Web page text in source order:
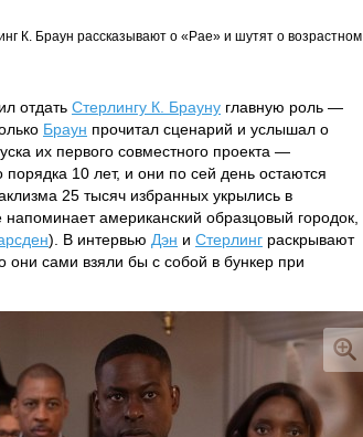
К. Браун рассказывают о «Рае» и шутят о возрастном
отдать Стерлингу К. Брауну главную роль —
Браун прочитал сценарий и услышал о
их первого совместного проекта —
10 лет, и они по сей день остаются
25 тысяч избранных укрылись в
американский образцовый городок,
). В интервью Дэн и Стерлинг раскрывают
они сами взяли бы с собой в бункер при